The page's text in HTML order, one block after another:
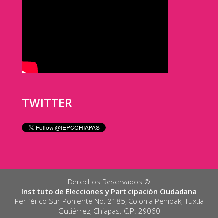
TWITTER
Derechos Reservados ©️
Instituto de Elecciones y Participación Ciudadana
Periférico Sur Poniente No. 2185, Colonia Penipak; Tuxtla
Gutiérrez, Chiapas. C.P. 29060